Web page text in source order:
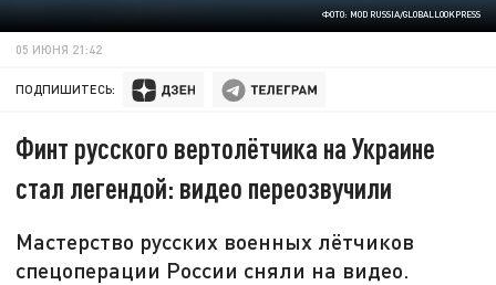
ФОТО: MOD RUSSIA/GLOBALLOOKPRESS
05 ИЮНЯ 21:42
ПОДПИШИТЕСЬ:
Финт русского вертолётчика на Украине
стал легендой: видео переозвучили
Мастерство русских военных лётчиков
спецоперации России сняли на видео.